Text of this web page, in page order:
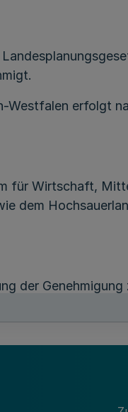
Westfalen erfolgt
für Wirtschaft,
dem
der Genehmigung
Änderung des
und Privaten